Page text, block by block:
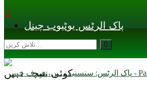
پاک الرٹس یوٹیوب چینل
کوئی نتیجہ نہیں